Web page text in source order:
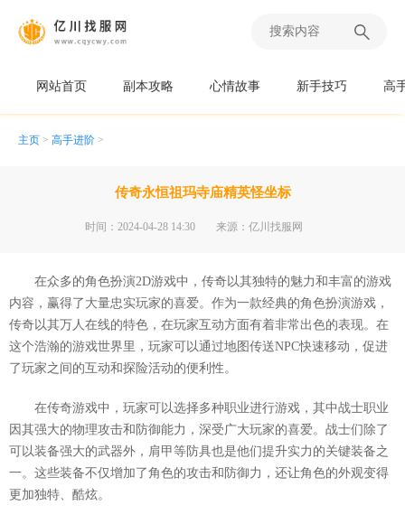
网站首页 副本攻略 心情故事 新手技巧 高
主页 > 高手进阶 >
传奇永恒祖玛寺庙精英怪坐标
时间：2024-04-28 14:30 来源：亿川找服网
在众多的角色扮演2D游戏中，传奇以其独特的魅力和丰富的游戏
内容，赢得了大量忠实玩家的喜爱。作为一款经典的角色扮演游戏，
传奇以其万人在线的特色，在玩家互动方面有着非常出色的表现。在
这个浩瀚的游戏世界里，玩家可以通过地图传送NPC快速移动，促进
了玩家之间的互动和探险活动的便利性。
在传奇游戏中，玩家可以选择多种职业进行游戏，其中战士职业
因其强大的物理攻击和防御能力，深受广大玩家的喜爱。战士们除了
可以装备强大的武器外，肩甲等防具也是他们提升实力的关键装备之
一。这些装备不仅增加了角色的攻击和防御力，还让角色的外观变得
更加独特、酷炫。